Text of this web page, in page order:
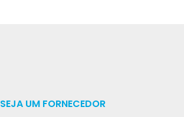
SEJA UM FORNECEDOR